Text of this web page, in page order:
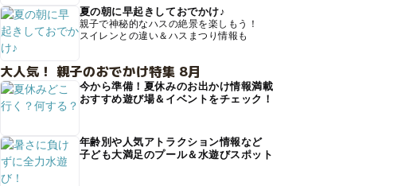
夏の朝に早起きしておでかけ♪
親子で神秘的なハスの絶景を楽しもう！
スイレンとの違い＆ハスまつり情報も
大人気！ 親子のおでかけ特集 8月
今から準備！夏休みのお出かけ情報満載
おすすめ遊び場＆イベントをチェック！
年齢別や人気アトラクション情報など
子ども大満足のプール＆水遊びスポット